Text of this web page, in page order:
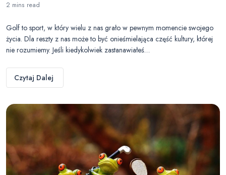
2 mins read
Golf to sport, w który wielu z nas grało w pewnym momencie swojego
życia. Dla reszty z nas może to być onieśmielająca część kultury, której
nie rozumiemy. Jeśli kiedykolwiek zastanawiałeś…
Czytaj Dalej